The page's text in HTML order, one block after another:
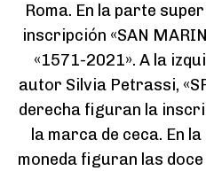
Roma. En la parte
inscripción «SAN
«1571-2021». A la
autor Silvia Petrassi,
derecha figuran la
la marca de ceca. En
moneda figuran las